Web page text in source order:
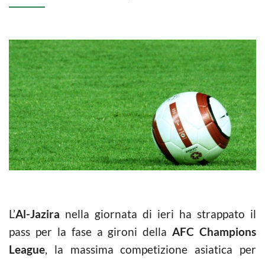
L’Al-Jazira nella giornata di ieri ha strappato il
pass per la fase a gironi dellaAFC Champions
League, la massima competizione asiatica per